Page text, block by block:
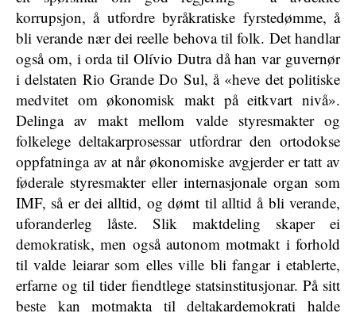
korrupsjon, å utfordre byråkratiske fyrstedømme, å
bli verande nær dei reelle behova til folk. Det handlar
også om, i orda til Olívio Dutra då han var guvernør
i delstaten Rio Grande Do Sul, å «heve det politiske
medvitet om økonomisk makt på eitkvart nivå».
Delinga av makt mellom valde styresmakter og
folkelege deltakarprosessar utfordrar den ortodokse
oppfatninga av at når økonomiske avgjerder er tatt av
føderale styresmakter eller internasjonale organ som
IMF, så er dei alltid, og dømt til alltid å bli verande,
uforanderleg låste. Slik maktdeling skaper ei
demokratisk, men også autonom motmakt i forhold
til valde leiarar som elles ville bli fangar i etablerte,
erfarne og til tider fiendtlege statsinstitusjonar. På sitt
beste kan motmakta til deltakardemokrati halde